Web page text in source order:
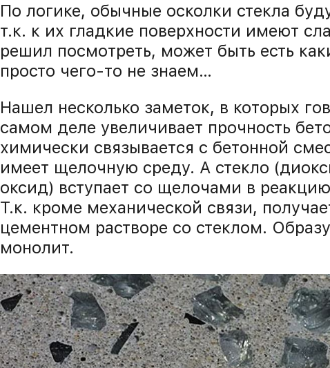
По логике, обычные осколки стекла
т.к. к их гладкие поверхности имеют
решил посмотреть, может быть есть
просто чего-то не знаем…
Нашел несколько заметок, в которых
самом деле увеличивает прочность
химически связывается с бетонной
имеет щелочную среду. А стекло
оксид) вступает со щелочами в
Т.к. кроме механической связи,
цементном растворе со стеклом.
монолит.